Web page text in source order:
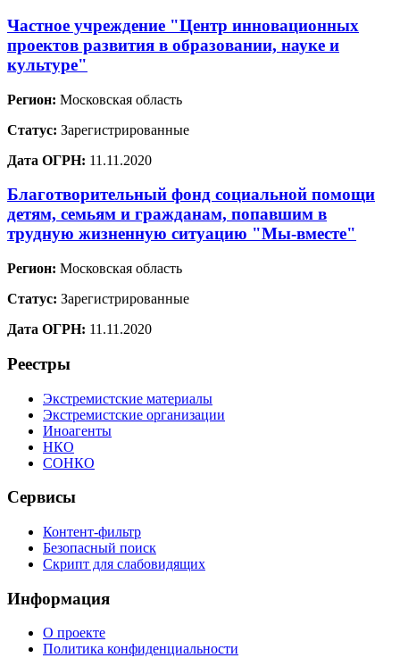
Частное учреждение "Центр инновационных
проектов развития в образовании, науке и
культуре"
Регион: Московская область
Статус: Зарегистрированные
Дата ОГРН: 11.11.2020
Благотворительный фонд социальной помощи
детям, семьям и гражданам, попавшим в
трудную жизненную ситуацию "Мы-вместе"
Регион: Московская область
Статус: Зарегистрированные
Дата ОГРН: 11.11.2020
Реестры
Экстремистские материалы
Экстремистские организации
Иноагенты
НКО
СОНКО
Сервисы
Контент-фильтр
Безопасный поиск
Скрипт для слабовидящих
Информация
О проекте
Политика конфиденциальности